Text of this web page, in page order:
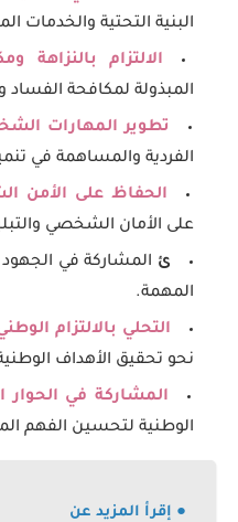
البنية التحتية والخدمات
الالتزام بالنزاهة
المبذولة لمكافحة الفساد
تطوير المهارات
الفردية والمساهمة في
الحفاظ على الأمن
على الأمان الشخصي
ئ المشاركة في الجهود
المهمة.
التحلي بالالتزام
نحو تحقيق الأهداف
المشاركة في الحوار
الوطنية لتحسين الفهم
● إقرأ المزيد عن